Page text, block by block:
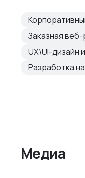
Заказная
UX\UI-дизайн
Разработка
Медиа